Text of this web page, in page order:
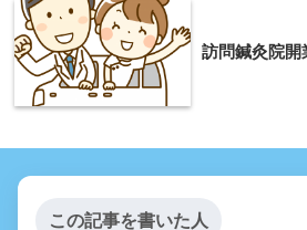
訪問鍼灸院開
この記事を書いた人